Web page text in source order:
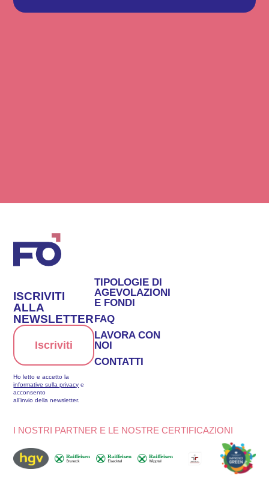
TIPOLOGIE DI
AGEVOLAZIONI
E FONDI
FAQ
LAVORA CON
NOI
CONTATTI
ISCRIVITI
ALLA
NEWSLETTER
Iscriviti
Ho letto e accetto la
informative sulla privacy e
acconsento
all’invio della newsletter.
I NOSTRI PARTNER E LE NOSTRE CERTIFICAZIONI